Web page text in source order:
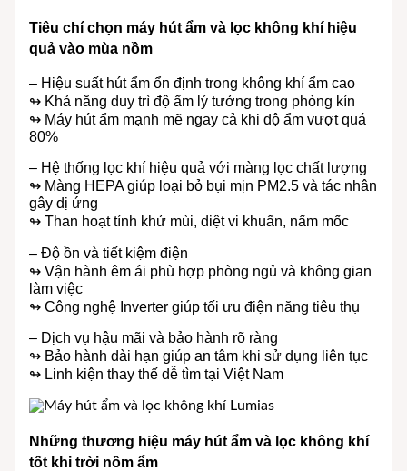
Tiêu chí chọn máy hút ẩm và lọc không khí hiệu
quả vào mùa nồm
– Hiệu suất hút ẩm ổn định trong không khí ẩm cao
↬ Khả năng duy trì độ ẩm lý tưởng trong phòng kín
↬ Máy hút ẩm mạnh mẽ ngay cả khi độ ẩm vượt quá
80%
– Hệ thống lọc khí hiệu quả với màng lọc chất lượng
↬ Màng HEPA giúp loại bỏ bụi mịn PM2.5 và tác nhân
gây dị ứng
↬ Than hoạt tính khử mùi, diệt vi khuẩn, nấm mốc
– Độ ồn và tiết kiệm điện
↬ Vận hành êm ái phù hợp phòng ngủ và không gian
làm việc
↬ Công nghệ Inverter giúp tối ưu điện năng tiêu thụ
– Dịch vụ hậu mãi và bảo hành rõ ràng
↬ Bảo hành dài hạn giúp an tâm khi sử dụng liên tục
↬ Linh kiện thay thế dễ tìm tại Việt Nam
Những thương hiệu máy hút ẩm và lọc không khí
tốt khi trời nồm ẩm